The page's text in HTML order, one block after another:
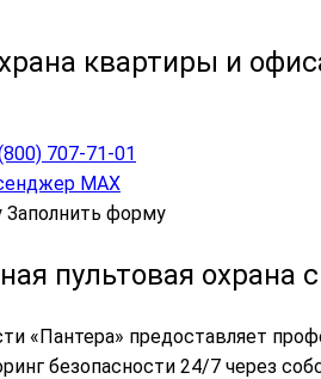
квартиры и
707-71-01
МАХ
Заполнить форму
пультовая
«Пантера» предоставляет
безопасности 24/7 через